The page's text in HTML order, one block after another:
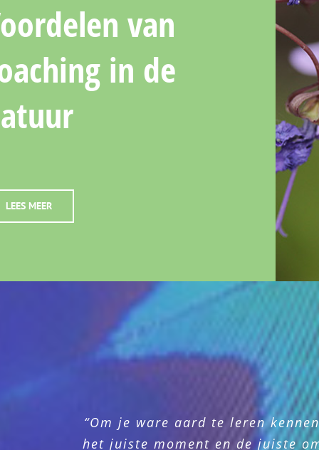
van
in de
LEES MEER
“Om je ware aard te leren
het juiste moment en de juiste